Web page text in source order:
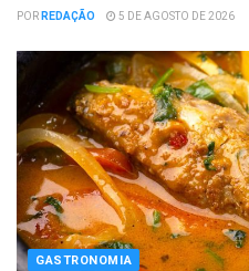
PORREDAÇÃO 5 DE AGOSTO DE 2026
GASTRONOMIA